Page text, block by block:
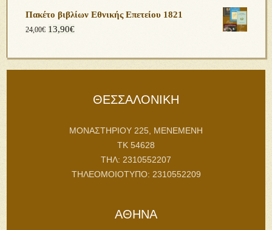
Πακέτο βιβλίων Εθνικής Επετείου 1821
24,00€ 13,90€
ΘΕΣΣΑΛΟΝΙΚΗ
ΜΟΝΑΣΤΗΡΙΟΥ 225, ΜΕΝΕΜΕΝΗ
ΤΚ 54628
ΤΗΛ: 2310552207
ΤΗΛΕΟΜΟΙΟΤΥΠΟ: 2310552209
ΑΘΗΝΑ